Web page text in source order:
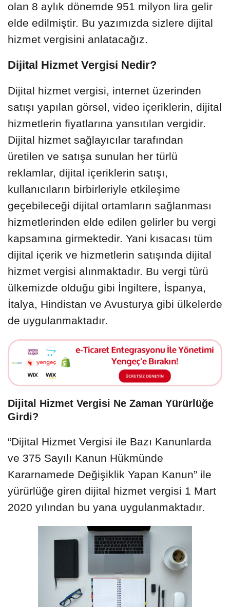
olan 8 aylık dönemde 951 milyon lira gelir
elde edilmiştir. Bu yazımızda sizlere dijital
hizmet vergisini anlatacağız.
Dijital Hizmet Vergisi Nedir?
Dijital hizmet vergisi, internet üzerinden
satışı yapılan görsel, video içeriklerin, dijital
hizmetlerin fiyatlarına yansıtılan vergidir.
Dijital hizmet sağlayıcılar tarafından
üretilen ve satışa sunulan her türlü
reklamlar, dijital içeriklerin satışı,
kullanıcıların birbirleriyle etkileşime
geçebileceği dijital ortamların sağlanması
hizmetlerinden elde edilen gelirler bu vergi
kapsamına girmektedir. Yani kısacası tüm
dijital içerik ve hizmetlerin satışında dijital
hizmet vergisi alınmaktadır. Bu vergi türü
ülkemizde olduğu gibi İngiltere, İspanya,
İtalya, Hindistan ve Avusturya gibi ülkelerde
de uygulanmaktadır.
Dijital Hizmet Vergisi Ne Zaman Yürürlüğe
Girdi?
“Dijital Hizmet Vergisi ile Bazı Kanunlarda
ve 375 Sayılı Kanun Hükmünde
Kararnamede Değişiklik Yapan Kanun” ile
yürürlüğe giren dijital hizmet vergisi 1 Mart
2020 yılından bu yana uygulanmaktadır.